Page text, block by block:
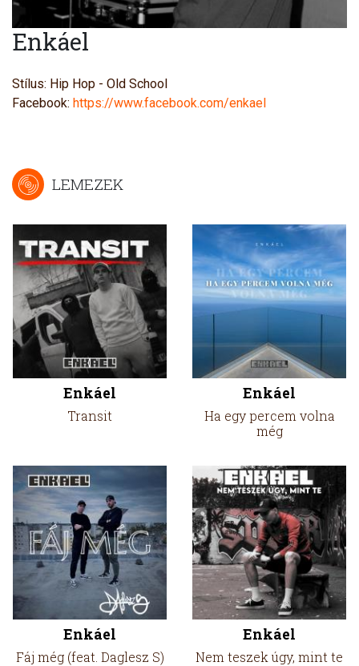
Enkáel
Stílus: Hip Hop - Old School
Facebook: https://www.facebook.com/enkael
LEMEZEK
Enkáel
Transit
Enkáel
Ha egy percem volna
még
Enkáel
Fáj még (feat. Daglesz S)
Enkáel
Nem teszek úgy, mint te